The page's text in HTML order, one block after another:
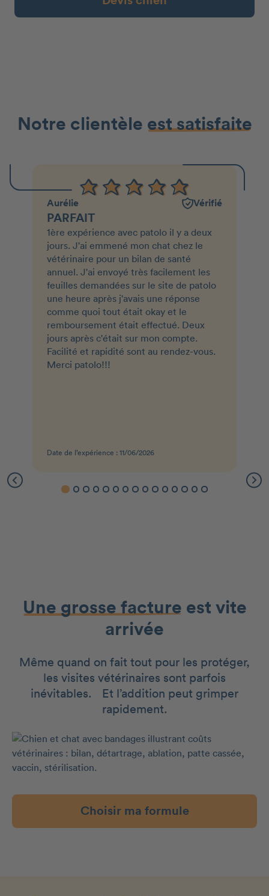
Notre clientèle est satisfaite
Aurélie Vérifié
PARFAIT
1ère expérience avec patolo il y a deux
jours. J'ai emmené mon chat chez le
vétérinaire pour un bilan de santé
annuel. J'ai envoyé très facilement les
feuilles demandées sur le site de patolo
une heure après j'avais une réponse
comme quoi tout était okay et le
remboursement était effectué. Deux
jours après c'était sur mon compte.
Facilité et rapidité sont au rendez-vous.
Merci patolo!!!
Date de l’expérience : 11/06/2026
Une grosse facture est vite
arrivée
Même quand on fait tout pour les protéger,
les visites vétérinaires sont parfois
inévitables. Et l’addition peut grimper
rapidement.
Choisir ma formule